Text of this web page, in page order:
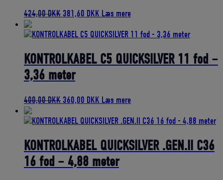
424,00DKK Den
pris
424,00 DKK.
381,60 DKK Den
pris
381,60 DKK.
Læs mere
KONTROLKABEL C5 QUICKSILVER 11 fod –
3,36 meter
400,00DKK Den
pris
400,00 DKK.
360,00 DKK Den
pris
360,00 DKK.
Læs mere
KONTROLKABEL QUICKSILVER .GEN.II C36
16 fod – 4,88 meter